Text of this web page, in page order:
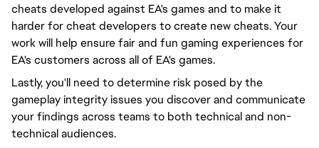
cheats developed against EA's games and to make it
harder for cheat developers to create new cheats. Your
work will help ensure fair and fun gaming experiences for
EA's customers across all of EA's games.
Lastly, you'll need to determine risk posed by the
gameplay integrity issues you discover and communicate
your findings across teams to both technical and non-
technical audiences.